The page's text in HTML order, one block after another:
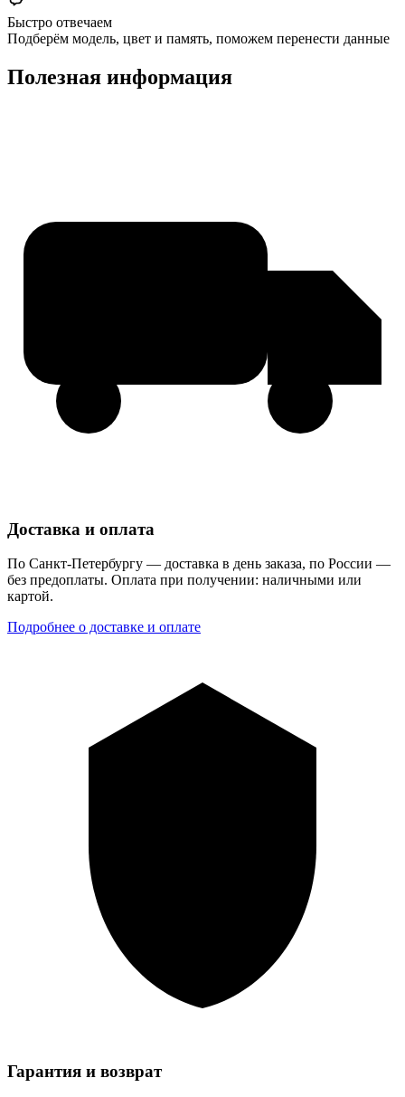
Быстро отвечаем
Подберём модель, цвет и память, поможем перенести данные
Полезная информация
Доставка и оплата
По Санкт-Петербургу — доставка в день заказа, по России —
без предоплаты. Оплата при получении: наличными или
картой.
Подробнее о доставке и оплате
Гарантия и возврат